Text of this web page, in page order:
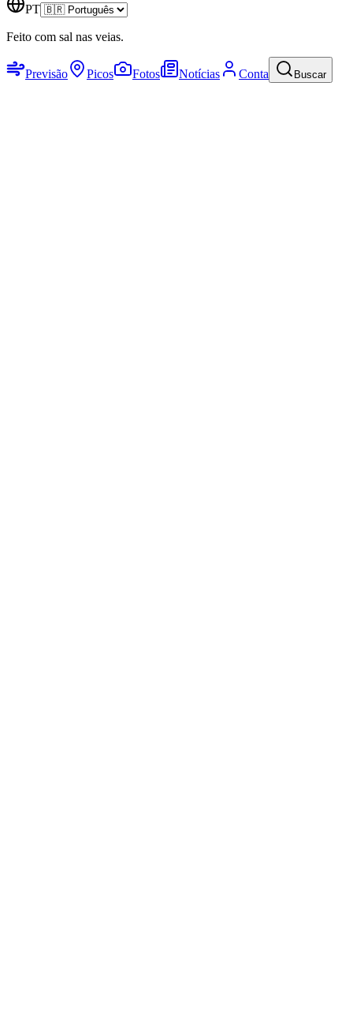
PT
Feito com sal nas veias.
Previsão Picos Fotos Notícias Conta Buscar